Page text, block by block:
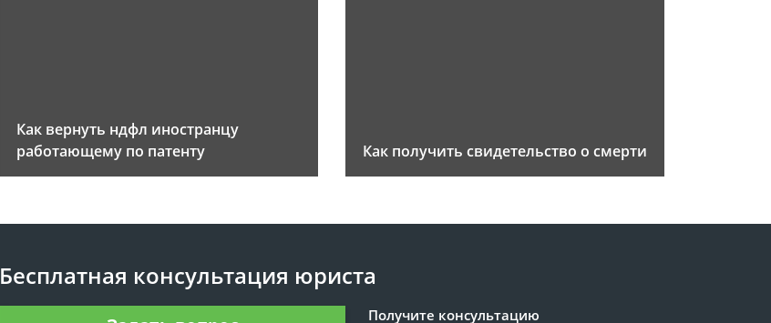
Как вернуть ндфл иностранцу
работающему по патенту
Как получить свидетельство о смерти
Бесплатная консультация юриста
Получите консультацию